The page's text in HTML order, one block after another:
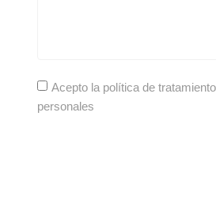
Acepto la política de
personales